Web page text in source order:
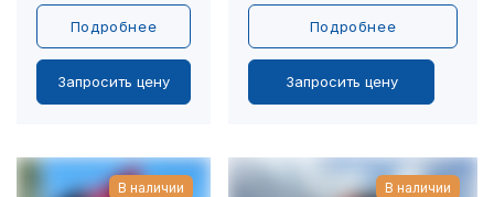
Подробнее
Запросить цену
Подробнее
Запросить цену
В наличии В наличии